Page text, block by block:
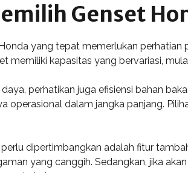
Genset
yang tepat memerlukan perhatian
memiliki kapasitas yang bervariasi,
perhatikan juga efisiensi bahan
operasional dalam jangka panjang.
dipertimbangkan adalah fitur
yang canggih. Sedangkan, jika